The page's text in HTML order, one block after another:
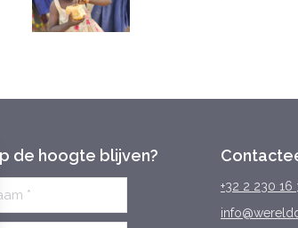
de hoogte blijven?
+32 2 230 16